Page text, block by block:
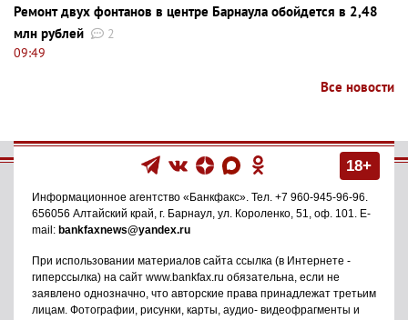
Ремонт двух фонтанов в центре Барнаула обойдется в 2,48
млн рублей
2
09:49
Все новости
18+
Информационное агентство «Банкфакс». Тел. +7 960-945-96-96.
656056 Алтайский край, г. Барнаул, ул. Короленко, 51, оф. 101. E-
mail: bankfaxnews@yandex.ru
При использовании материалов сайта ссылка (в Интернете -
гиперссылка) на сайт www.bankfax.ru обязательна, если не
заявлено однозначно, что авторские права принадлежат третьим
лицам. Фотографии, рисунки, карты, аудио- видеофрагменты и